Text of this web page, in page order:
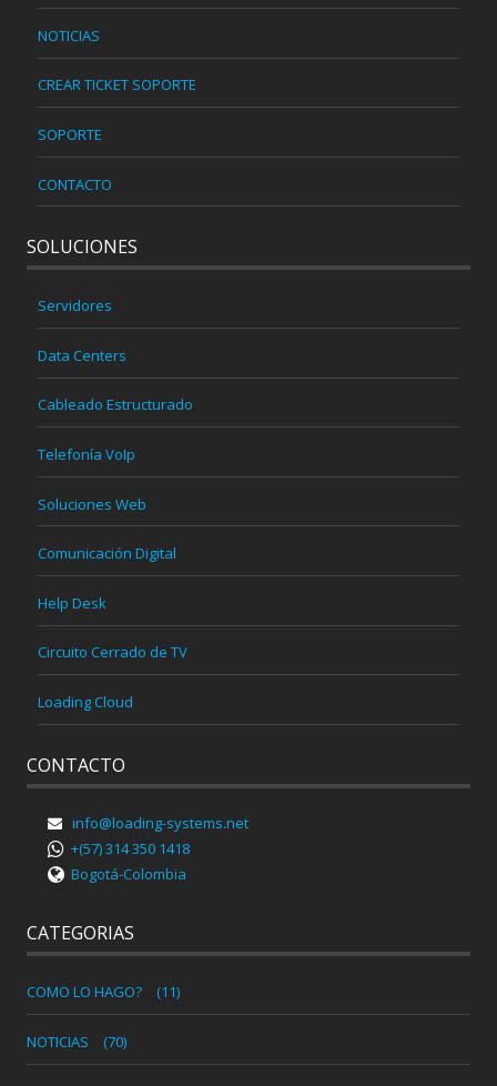
NOTICIAS
CREAR TICKET SOPORTE
SOPORTE
CONTACTO
SOLUCIONES
Servidores
Data Centers
Cableado Estructurado
Telefonía VoIp
Soluciones Web
Comunicación Digital
Help Desk
Circuito Cerrado de TV
Loading Cloud
CONTACTO
info@loading-systems.net
+(57) 314 350 1418
Bogotá-Colombia
CATEGORIAS
COMO LO HAGO? (11)
NOTICIAS (70)